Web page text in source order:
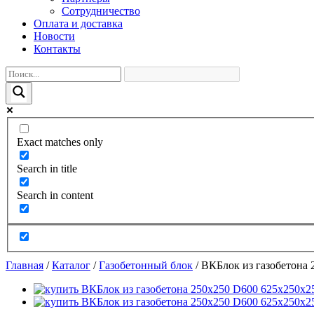
Сотрудничество
Оплата и доставка
Новости
Контакты
Exact matches only
Search in title
Search in content
Главная /Каталог /Газобетонный блок /ВКБлок из газобетона